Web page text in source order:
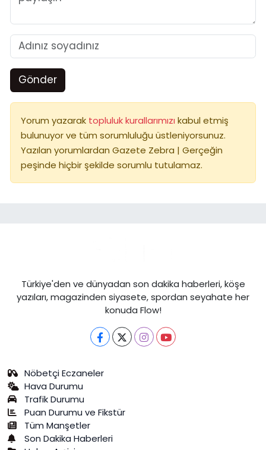
Gönder
Yorum yazarak topluluk kurallarımızı kabul etmiş
bulunuyor ve tüm sorumluluğu üstleniyorsunuz.
Yazılan yorumlardan Gazete Zebra | Gerçeğin
peşinde hiçbir şekilde sorumlu tutulamaz.
Türkiye'den ve dünyadan son dakika haberleri, köşe
yazıları, magazinden siyasete, spordan seyahate her
konuda Flow!
Nöbetçi Eczaneler
Hava Durumu
Trafik Durumu
Puan Durumu ve Fikstür
Tüm Manşetler
Son Dakika Haberleri